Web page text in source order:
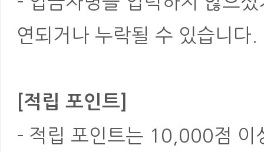
연되거나 누락될 수 있습니다.
[적립 포인트]
- 적립 포인트는 10,000점 이